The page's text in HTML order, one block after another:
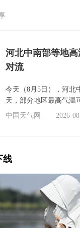
河北中南部等地
对流
今天（8月5日），河北
天，部分地区最高气温
中国天气网
2026-
线